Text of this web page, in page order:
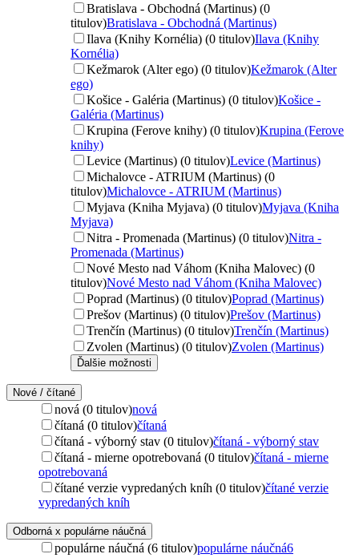
Bratislava - Obchodná (Martinus) (0
titulov)Bratislava - Obchodná (Martinus)
Ilava (Knihy Kornélia) (0 titulov)Ilava (Knihy
Kornélia)
Kežmarok (Alter ego) (0 titulov)Kežmarok (Alter
ego)
Košice - Galéria (Martinus) (0 titulov)Košice -
Galéria (Martinus)
Krupina (Ferove knihy) (0 titulov)Krupina (Ferove
knihy)
Levice (Martinus) (0 titulov)Levice (Martinus)
Michalovce - ATRIUM (Martinus) (0
titulov)Michalovce - ATRIUM (Martinus)
Myjava (Kniha Myjava) (0 titulov)Myjava (Kniha
Myjava)
Nitra - Promenada (Martinus) (0 titulov)Nitra -
Promenada (Martinus)
Nové Mesto nad Váhom (Kniha Malovec) (0
titulov)Nové Mesto nad Váhom (Kniha Malovec)
Poprad (Martinus) (0 titulov)Poprad (Martinus)
Prešov (Martinus) (0 titulov)Prešov (Martinus)
Trenčín (Martinus) (0 titulov)Trenčín (Martinus)
Zvolen (Martinus) (0 titulov)Zvolen (Martinus)
Ďalšie možnosti
Nové / čítané
nová (0 titulov)nová
čítaná (0 titulov)čítaná
čítaná - výborný stav (0 titulov)čítaná - výborný stav
čítaná - mierne opotrebovaná (0 titulov)čítaná - mierne
opotrebovaná
čítané verzie vypredaných kníh (0 titulov)čítané verzie
vypredaných kníh
Odborná x populárne náučná
populárne náučná (6 titulov)populárne náučná6